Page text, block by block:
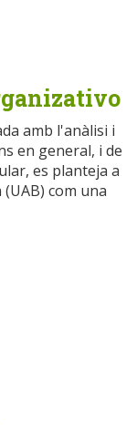
amb l'anàlisi i
en general, i de
es planteja a
com una